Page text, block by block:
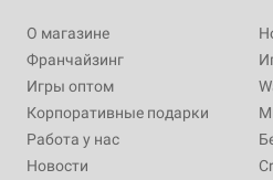
О магазине
Франчайзинг
Игры оптом
Корпоративные подарки
Работа у нас
Новости